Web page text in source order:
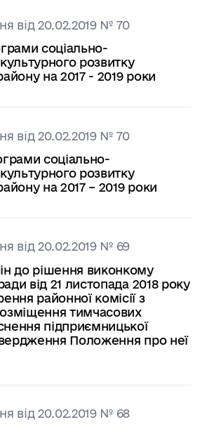
від 20.02.2019 № 70
соціально-
розвитку
на 2017 - 2019 роки
від 20.02.2019 № 70
соціально-
розвитку
на 2017 – 2019 роки
від 20.02.2019 № 69
до рішення виконкому
від 21 листопада 2018 року
районної комісії з
тимчасових
підприємницької
Положення про неї
від 20.02.2019 № 68